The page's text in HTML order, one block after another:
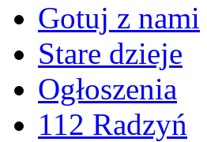
Gotuj z nami
Stare dzieje
Ogłoszenia
112 Radzyń